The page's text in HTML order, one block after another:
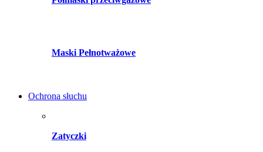
Maski Pełnotważowe
Ochrona słuchu
Zatyczki